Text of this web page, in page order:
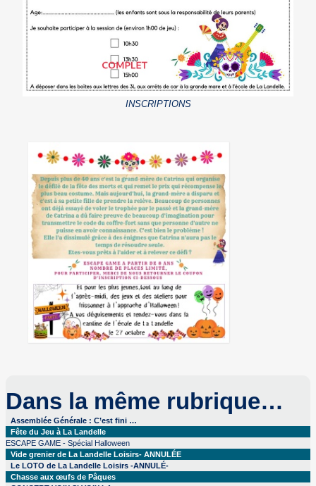
INSCRIPTIONS
Dans la même rubrique…
Assemblée Générale : C’est fini …
Fête du Jeu à La Landelle
ESCAPE GAME - Spécial Halloween
Vide grenier de La Landelle Loisirs- ANNULÉE
Le LOTO de La Landelle Loisirs -ANNULÉ-
Chasse aux œufs de Pâques